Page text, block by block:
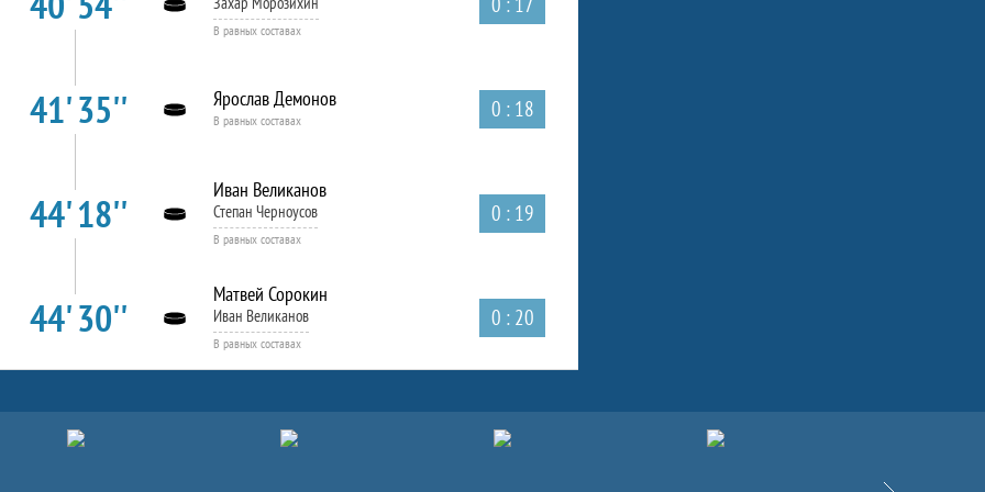
В равных составах
41' 35'' Ярослав Демонов
В равных составах 0 : 18
44' 18'' Иван Великанов
Степан Черноусов
В равных составах
0 : 19
44' 30'' Матвей Сорокин
Иван Великанов
В равных составах
0 : 20